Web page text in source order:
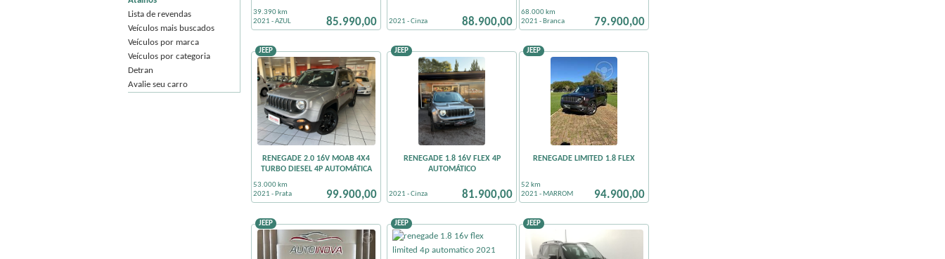
Lista de revendas
Veículos mais buscados
Veículos por marca
Veículos por categoria
Detran
Avalie seu carro
39.390 km
2021 - AZUL
85.990,00
2021 - Cinza
88.900,00
68.000 km
2021 - Branca
79.900,00
JEEP
RENEGADE 2.0 16V MOAB 4X4
TURBO DIESEL 4P AUTOMÁTICA
53.000 km
2021 - Prata
99.900,00
JEEP
RENEGADE 1.8 16V FLEX 4P
AUTOMÁTICO
2021 - Cinza
81.900,00
JEEP
RENEGADE LIMITED 1.8 FLEX
52 km
2021 - MARROM
94.900,00
JEEP JEEP JEEP